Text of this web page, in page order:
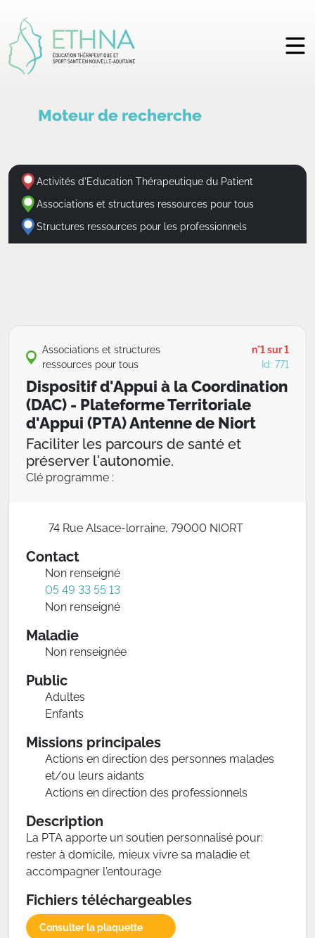
Moteur de recherche
Activités d'Education Thérapeutique du Patient
Associations et structures ressources pour tous
Structures ressources pour les professionnels
Associations et structures
ressources pour tous
n°1 sur 1
Id: 771
Dispositif d'Appui à la Coordination
(DAC) - Plateforme Territoriale
d'Appui (PTA) Antenne de Niort
Faciliter les parcours de santé et
préserver l'autonomie.
Clé programme :
74 Rue Alsace-lorraine, 79000 NIORT
Contact
Non renseigné
05 49 33 55 13
Non renseigné
Maladie
Non renseignée
Public
Adultes
Enfants
Missions principales
Actions en direction des personnes malades
et/ou leurs aidants
Actions en direction des professionnels
Description
La PTA apporte un soutien personnalisé pour:
rester à domicile, mieux vivre sa maladie et
accompagner l'entourage
Fichiers téléchargeables
Consulter la plaquette